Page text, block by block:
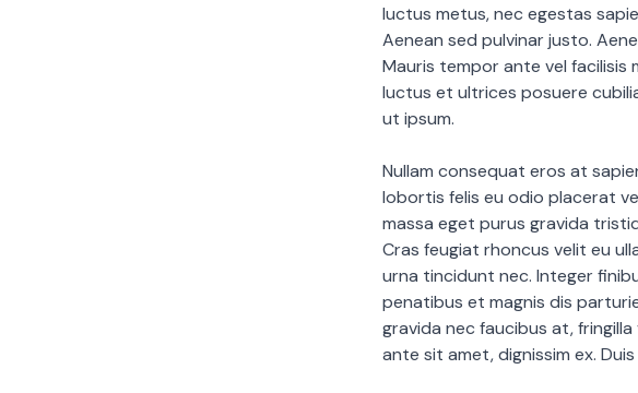
luctus metus, nec egestas
Aenean sed pulvinar justo.
Mauris tempor ante vel facilisis
luctus et ultrices posuere
ut ipsum.
Nullam consequat eros at
lobortis felis eu odio placerat
massa eget purus gravida
Cras feugiat rhoncus velit eu
urna tincidunt nec. Integer
penatibus et magnis dis
gravida nec faucibus at,
ante sit amet, dignissim ex.